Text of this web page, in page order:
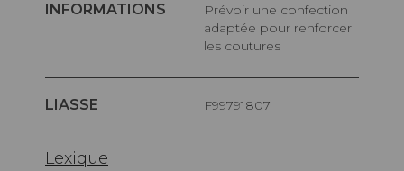
INFORMATIONS
Prévoir une confection
adaptée pour renforcer
les coutures
LIASSE F99791807
Lexique